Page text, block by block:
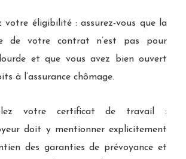
votre éligibilité : assurez-vous que la
de votre contrat n’est pas pour
et que vous avez bien ouvert
à l’assurance chômage.
votre certificat de travail :
doit y mentionner explicitement
des garanties de prévoyance et